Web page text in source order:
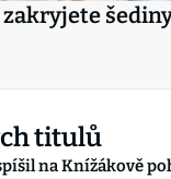
titulů
na Knížákově